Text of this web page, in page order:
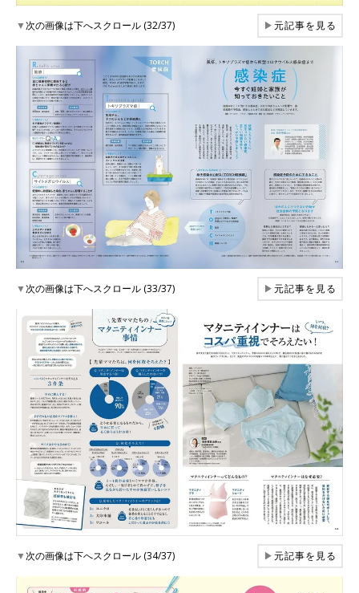
▼次の画像は下へスクロール (32/37) ▶元記事を見る
▼次の画像は下へスクロール (33/37) ▶元記事を見る
▼次の画像は下へスクロール (34/37) ▶元記事を見る